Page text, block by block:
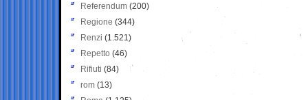
Referendum (200)
Regione (344)
Renzi (1.521)
Repetto (46)
Rifiuti (84)
rom (13)